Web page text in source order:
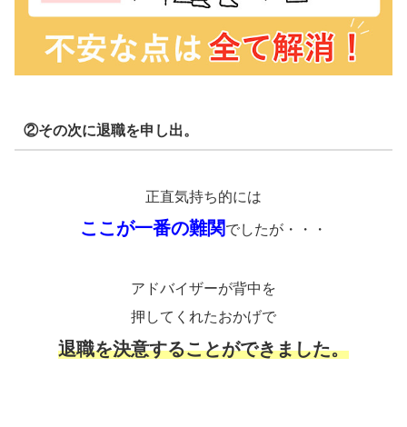
②その次に退職を申し出。
正直気持ち的には
ここが一番の難関でしたが・・・
アドバイザーが背中を
押してくれたおかげで
退職を決意することができました。